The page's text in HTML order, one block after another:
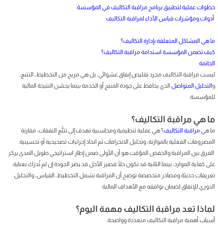
خطوات عملية لتطبيق برنامج مراقبة التكاليف في المؤسسة
أدوات ومؤشرات قياس الأداء لمراقبة التكاليف
ما هي المشاكل المتعلقة بإدارة التكاليف؟
كيف تضمن المؤسسة استدامة مراقبة التكاليف؟
الخاتمة
ليست مراقبة التكاليف مجرد تقليص إنفاق عشوائي، بل هي مزيج من التخطيط، التتبع،
والتحليل المتواصل الذي يحافظ على جودة المنتج أو الخدمة بينما يحسّن النتيجة المالية
للمؤسسة.
ما هي مراقبة التكاليف؟
ما هي مراقبة التكاليف؟ هي عملية تنظيمية ومحاسبية تهدف إلى تتبُّع النفقات، مقارنة
المصروفات الفعلية بالموازنة، وتحليل الانحرافات ثم اتخاذ إجراءات تصحيحية أو تحسينية.
الفرق بين المراقبة والخفض المؤقت هو أن الأولى ضمن إطار استراتيجي طويل المدى يركز
على كفاءة الموارد، بينما الثانية قد تكون حلًا قصير الأجل قد يضر الجودة إن لم تُدرَك بعناية.
تعريفات حديثة ومصادر متخصصة توضح أن المراقبة تشمل التخطيط، القياس، والتحليل
الدوري للإنفاق لضمان توافقه مع الأهداف المالية.
لماذا تعد مراقبة التكاليف مهمة اليوم؟
أسباب أهمية مراقبة التكاليف متعددة وواضحة: